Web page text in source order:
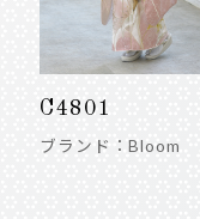
C4801
ブランド：Bloom